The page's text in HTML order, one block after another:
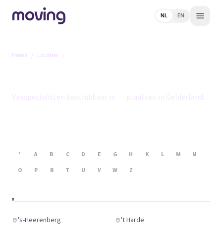
NL EN
Home / Locaties /
' A B C D E G H K L M
N
O
P R T U V W Z
'
's-Heerenberg 't Harde